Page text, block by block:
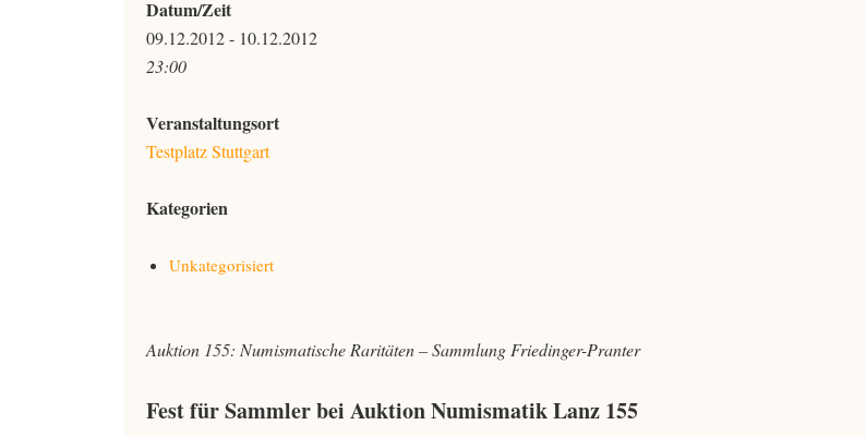
Datum/Zeit
09.12.2012 - 10.12.2012
23:00
Veranstaltungsort
Testplatz Stuttgart
Kategorien
Unkategorisiert
Auktion 155: Numismatische Raritäten – Sammlung Friedinger-Pranter
Fest für Sammler bei Auktion Numismatik Lanz 155